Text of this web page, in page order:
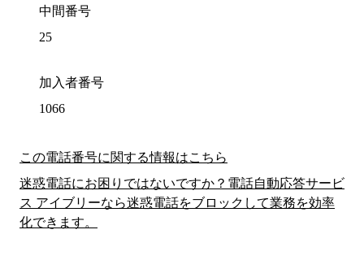
中間番号
25
加入者番号
1066
この電話番号に関する情報はこちら
迷惑電話にお困りではないですか？電話自動応答サービ
ス アイブリーなら迷惑電話をブロックして業務を効率
化できます。